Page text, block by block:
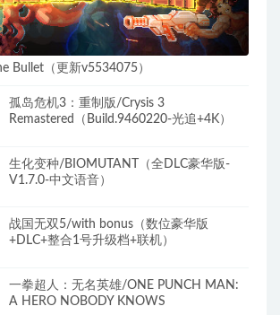
Bullet（更新v5534075）
孤岛危机3：重制版/Crysis 3
Remastered（Build.9460220-光追+4K）
生化变种/BIOMUTANT（全DLC豪华版-
V1.7.0-中文语音）
战国无双5/with bonus（数位豪华版
+DLC+整合1号升级档+联机）
一拳超人：无名英雄/ONE PUNCH MAN:
A HERO NOBODY KNOWS